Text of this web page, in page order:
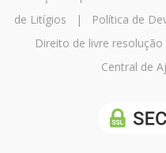
de Litígios | Política de
Direito de livre resolução
Central de